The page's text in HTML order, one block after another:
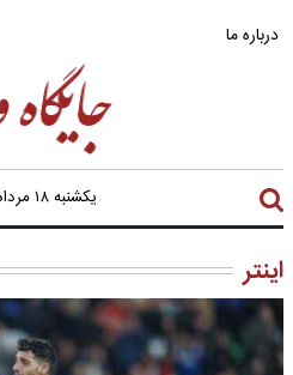
درباره ما
یکشنبه ۱۸ مرداد ۱۴۰۵
اینتر